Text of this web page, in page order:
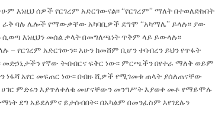
እነዚህ ሰዎች የርገረም አድርገውናል፡፡ “የርገረም” ማለት በተወለድኩበት
ራቅ ባሉ ሌሎች የማውቃቸው አካባቢዎች ደግሞ “አካማሌ” ይላሉ፡፡ ያው
እነዚህን መሰል ቃላት በመግለጫነት ጥቅም ላይ ይውላሉ፡፡
የርገረም አድርገውን፡፡ አሁን ከመሸም ቢሆን ተባብረን ይህን የጥፋት
የኛው ትብብርና ፍቅር ነው፡፡ ምርጫችን በየተራ ማለቅ ወይም
ነፋሻ አየር መፍጠር ነው፡፡ በብዙ ሺዎች የሚገመቱ ጠላት ያሰለጠናቸው
ሀገር ምድሩን እያጥለቀለቁ መሆናቸውን መንግሥት እያወቀ መቶ የማይሞሉ
ደግ አይደለምና ይታሰብበት፡፡ በአካልም በመንፈስም እየገደሉን